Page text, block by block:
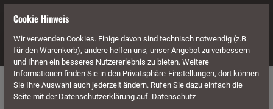
Navigation
Möbel Aluminium Möbel Aluminium Stühle & Sessel
Cookie Hinweis
Wir verwenden Cookies. Einige davon sind technisch notwendig (z.B.
für den Warenkorb), andere helfen uns, unser Angebot zu verbessern
und Ihnen ein besseres Nutzererlebnis zu bieten. Weitere
Informationen finden Sie in den Privatsphäre-Einstellungen, dort können
Sie Ihre Auswahl auch jederzeit ändern. Rufen Sie dazu einfach die
Seite mit der Datenschutzerklärung auf. Datenschutz